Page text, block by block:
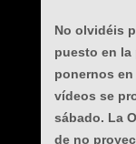
No olvidéis
puesto en la
ponernos
vídeos se
sábado. La
de no